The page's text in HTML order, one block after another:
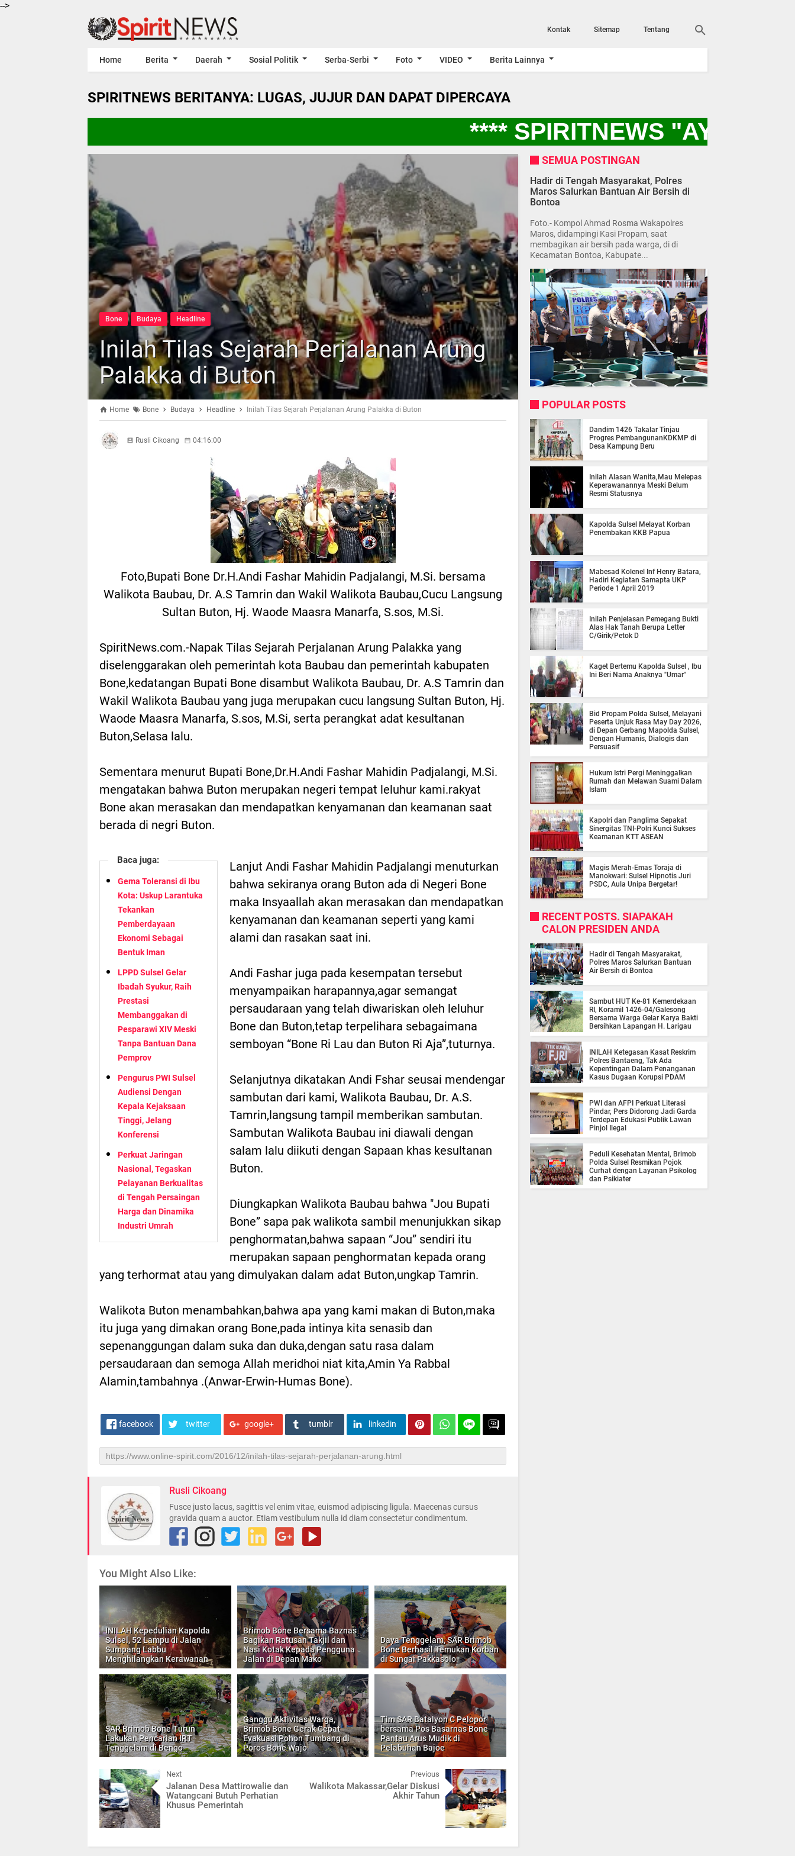
-->
Kontak Sitemap Tentang
Home Berita Daerah Sosial Politik Serba-Serbi Foto VIDEO Berita Lainnya
SPIRITNEWS BERITANYA: LUGAS, JUJUR DAN DAPAT DIPERCAYA
**** SPIRITNEWS "AYO KITA
Bone Budaya Headline
Inilah Tilas Sejarah Perjalanan Arung
Palakka di Buton
Home Bone Budaya Headline Inilah Tilas Sejarah Perjalanan Arung Palakka di Buton
Rusli Cikoang 04:16:00
Foto,Bupati Bone Dr.H.Andi Fashar Mahidin Padjalangi, M.Si. bersama
Walikota Baubau, Dr. A.S Tamrin dan Wakil Walikota Baubau,Cucu Langsung
Sultan Buton, Hj. Waode Maasra Manarfa, S.sos, M.Si.
SpiritNews.com.-Napak Tilas Sejarah Perjalanan Arung Palakka yang
diselenggarakan oleh pemerintah kota Baubau dan pemerintah kabupaten
Bone,kedatangan Bupati Bone disambut Walikota Baubau, Dr. A.S Tamrin dan
Wakil Walikota Baubau yang juga merupakan cucu langsung Sultan Buton, Hj.
Waode Maasra Manarfa, S.sos, M.Si, serta perangkat adat kesultanan
Buton,Selasa lalu.
Sementara menurut Bupati Bone,Dr.H.Andi Fashar Mahidin Padjalangi, M.Si.
mengatakan bahwa Buton merupakan negeri tempat leluhur kami.rakyat
Bone akan merasakan dan mendapatkan kenyamanan dan keamanan saat
berada di negri Buton.
Baca juga:
Gema Toleransi di Ibu
Kota: Uskup Larantuka
Tekankan
Pemberdayaan
Ekonomi Sebagai
Bentuk Iman
LPPD Sulsel Gelar
Ibadah Syukur, Raih
Prestasi
Membanggakan di
Pesparawi XIV Meski
Tanpa Bantuan Dana
Pemprov
Pengurus PWI Sulsel
Audiensi Dengan
Kepala Kejaksaan
Tinggi, Jelang
Konferensi
Perkuat Jaringan
Nasional, Tegaskan
Pelayanan Berkualitas
di Tengah Persaingan
Harga dan Dinamika
Industri Umrah
Lanjut Andi Fashar Mahidin Padjalangi menuturkan
bahwa sekiranya orang Buton ada di Negeri Bone
maka Insyaallah akan merasakan dan mendapatkan
kenyamanan dan keamanan seperti yang kami
alami dan rasakan saat ini.
Andi Fashar juga pada kesempatan tersebut
menyampaikan harapannya,agar semangat
persaudaraan yang telah diwariskan oleh leluhur
Bone dan Buton,tetap terpelihara sebagaimana
semboyan “Bone Ri Lau dan Buton Ri Aja”,tuturnya.
Selanjutnya dikatakan Andi Fshar seusai mendengar
sambutan dari kami, Walikota Baubau, Dr. A.S.
Tamrin,langsung tampil memberikan sambutan.
Sambutan Walikota Baubau ini diawali dengan
salam lalu diikuti dengan Sapaan khas kesultanan
Buton.
Diungkapkan Walikota Baubau bahwa "Jou Bupati
Bone” sapa pak walikota sambil menunjukkan sikap
penghormatan,bahwa sapaan “Jou” sendiri itu
merupakan sapaan penghormatan kepada orang
yang terhormat atau yang dimulyakan dalam adat Buton,ungkap Tamrin.
Walikota Buton menambahkan,bahwa apa yang kami makan di Buton,maka
itu juga yang dimakan orang Bone,pada intinya kita senasib dan
sepenanggungan dalam suka dan duka,dengan satu rasa dalam
persaudaraan dan semoga Allah meridhoi niat kita,Amin Ya Rabbal
Alamin,tambahnya .(Anwar-Erwin-Humas Bone).
facebook twitter google+ tumblr linkedin
Rusli Cikoang
Fusce justo lacus, sagittis vel enim vitae, euismod adipiscing ligula. Maecenas cursus
gravida quam a auctor. Etiam vestibulum nulla id diam consectetur condimentum.
You Might Also Like:
INILAH Kepedulian Kapolda
Sulsel, 52 Lampu di Jalan
Sumpang Labbu
Menghilangkan Kerawanan
Brimob Bone Bersama Baznas
Bagikan Ratusan Takjil dan
Nasi Kotak Kepada Pengguna
Jalan di Depan Mako
Daya Tenggelam, SAR Brimob
Bone Berhasil Temukan Korban
di Sungai Pakkasolo
SAR Brimob Bone Turun
Lakukan Pencarian IRT
Tenggelam di Bengo
Ganggu Aktivitas Warga,
Brimob Bone Gerak Cepat
Evakuasi Pohon Tumbang di
Poros Bone Wajo
Tim SAR Batalyon C Pelopor
bersama Pos Basarnas Bone
Pantau Arus Mudik di
Pelabuhan Bajoe
Next
Jalanan Desa Mattirowalie dan
Watangcani Butuh Perhatian
Khusus Pemerintah
Previous
Walikota Makassar,Gelar Diskusi
Akhir Tahun
SEMUA POSTINGAN
Hadir di Tengah Masyarakat, Polres
Maros Salurkan Bantuan Air Bersih di
Bontoa
Foto.- Kompol Ahmad Rosma Wakapolres
Maros, didampingi Kasi Propam, saat
membagikan air bersih pada warga, di di
Kecamatan Bontoa, Kabupate...
POPULAR POSTS
Dandim 1426 Takalar Tinjau
Progres PembangunanKDKMP di
Desa Kampung Beru
Inilah Alasan Wanita,Mau Melepas
Keperawanannya Meski Belum
Resmi Statusnya
Kapolda Sulsel Melayat Korban
Penembakan KKB Papua
Mabesad Kolenel Inf Henry Batara,
Hadiri Kegiatan Samapta UKP
Periode 1 April 2019
Inilah Penjelasan Pemegang Bukti
Alas Hak Tanah Berupa Letter
C/Girik/Petok D
Kaget Bertemu Kapolda Sulsel , Ibu
Ini Beri Nama Anaknya "Umar"
Bid Propam Polda Sulsel, Melayani
Peserta Unjuk Rasa May Day 2026,
di Depan Gerbang Mapolda Sulsel,
Dengan Humanis, Dialogis dan
Persuasif
Hukum Istri Pergi Meninggalkan
Rumah dan Melawan Suami Dalam
Islam
Kapolri dan Panglima Sepakat
Sinergitas TNI-Polri Kunci Sukses
Keamanan KTT ASEAN
Magis Merah-Emas Toraja di
Manokwari: Sulsel Hipnotis Juri
PSDC, Aula Unipa Bergetar!
RECENT POSTS. SIAPAKAH
CALON PRESIDEN ANDA
Hadir di Tengah Masyarakat,
Polres Maros Salurkan Bantuan
Air Bersih di Bontoa
Sambut HUT Ke-81 Kemerdekaan
RI, Koramil 1426-04/Galesong
Bersama Warga Gelar Karya Bakti
Bersihkan Lapangan H. Larigau
INILAH Ketegasan Kasat Reskrim
Polres Bantaeng, Tak Ada
Kepentingan Dalam Penanganan
Kasus Dugaan Korupsi PDAM
PWI dan AFPI Perkuat Literasi
Pindar, Pers Didorong Jadi Garda
Terdepan Edukasi Publik Lawan
Pinjol Ilegal
Peduli Kesehatan Mental, Brimob
Polda Sulsel Resmikan Pojok
Curhat dengan Layanan Psikolog
dan Psikiater